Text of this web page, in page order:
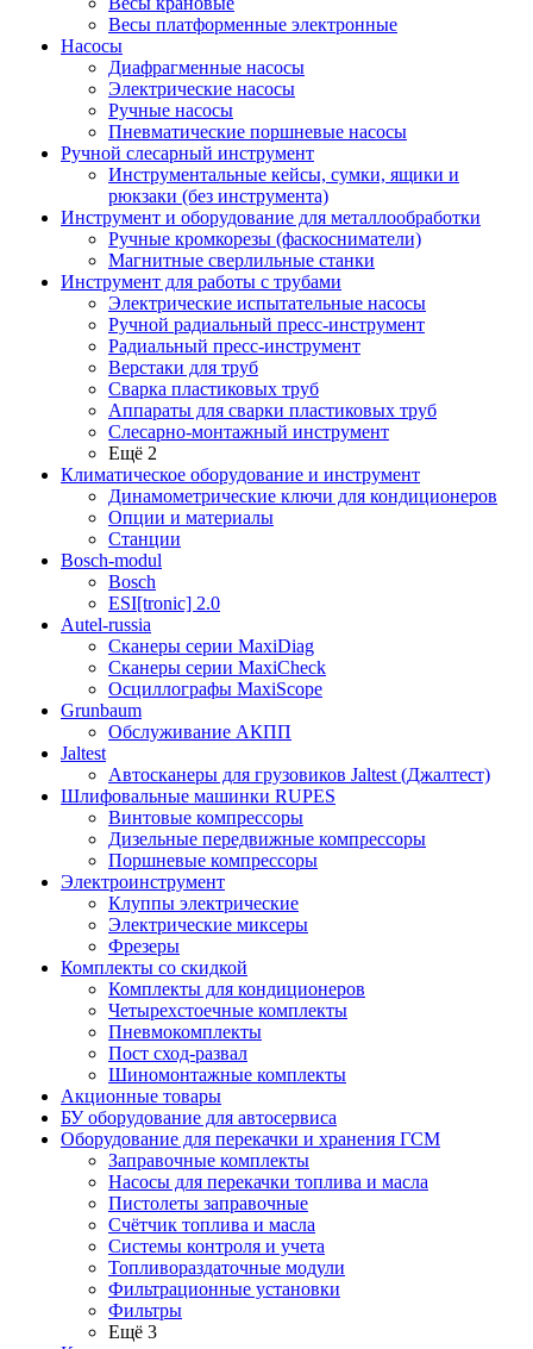
Весы платформенные электронные
Насосы
Диафрагменные насосы
Электрические насосы
Ручные насосы
Пневматические поршневые насосы
Ручной слесарный инструмент
Инструментальные кейсы, сумки, ящики и
рюкзаки (без инструмента)
Инструмент и оборудование для металлообработки
Ручные кромкорезы (фаскосниматели)
Магнитные сверлильные станки
Инструмент для работы с трубами
Электрические испытательные насосы
Ручной радиальный пресс-инструмент
Радиальный пресс-инструмент
Верстаки для труб
Сварка пластиковых труб
Аппараты для сварки пластиковых труб
Слесарно-монтажный инструмент
Ещё 2
Климатическое оборудование и инструмент
Динамометрические ключи для кондиционеров
Опции и материалы
Станции
Bosch-modul
Bosch
ESI[tronic] 2.0
Autel-russia
Сканеры серии MaxiDiag
Сканеры серии MaxiCheck
Осциллографы MaxiScope
Grunbaum
Обслуживание АКПП
Jaltest
Автосканеры для грузовиков Jaltest (Джалтест)
Шлифовальные машинки RUPES
Винтовые компрессоры
Дизельные передвижные компрессоры
Поршневые компрессоры
Электроинструмент
Клуппы электрические
Электрические миксеры
Фрезеры
Комплекты со скидкой
Комплекты для кондиционеров
Четырехстоечные комплекты
Пневмокомплекты
Пост сход-развал
Шиномонтажные комплекты
Акционные товары
БУ оборудование для автосервиса
Оборудование для перекачки и хранения ГСМ
Заправочные комплекты
Насосы для перекачки топлива и масла
Пистолеты заправочные
Счётчик топлива и масла
Системы контроля и учета
Топливораздаточные модули
Фильтрационные установки
Фильтры
Ещё 3